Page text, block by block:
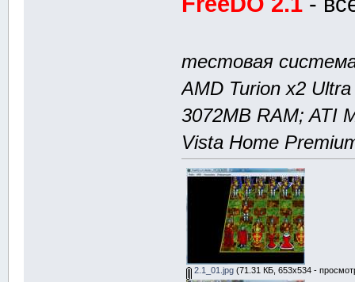
тестовая
AMD Turion x2
3072MB RAM; ATI
Vista Home
2.1_01.jpg(71.31 КБ, 653x534 -